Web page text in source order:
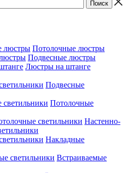
Потолочные люстры
Подвесные люстры
Люстры на штанге
Подвесные
Потолочные
Настенно-
Накладные
Встраиваемые